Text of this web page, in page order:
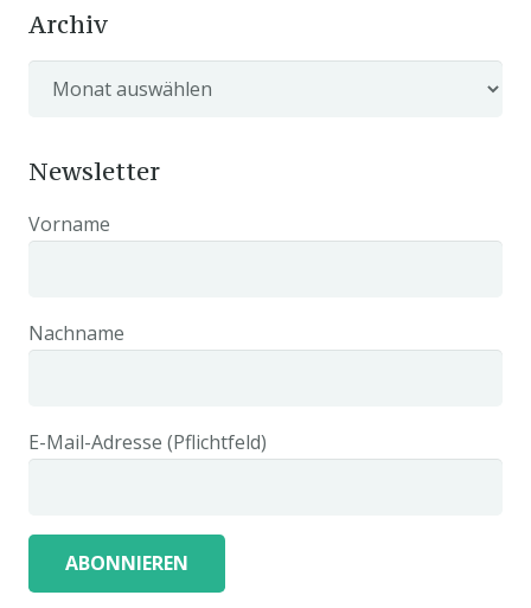
Archiv
Archiv
Newsletter
Vorname
Nachname
E-Mail-Adresse (Pflichtfeld)